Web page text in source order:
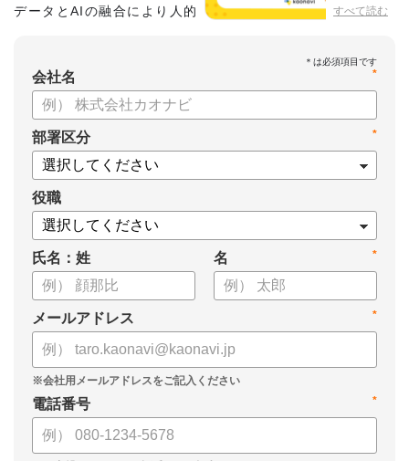
すべて読む
データとAIの融合により人的
【資料の内容】
・新ビジョン「Talent intelligence™」実現へのロードマップ
・HRSaaS事業とHRSolution事業が循環する「Infinite Model」
・AI活用の土台、カオナビの「タレントマネジメント」でできる
こと
*
会社名
*
部署区分
役職
氏名：姓 *
名
*
メールアドレス
*
電話番号